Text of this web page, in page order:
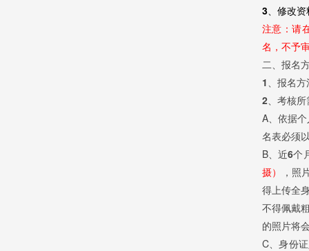
3、修改
注意：请
名，不予
二、报名
1、报名方
2、考核
A、依据
名表必须
B、近6个
摄）
，照
得上传全
不得佩戴
的照片将
C、身份